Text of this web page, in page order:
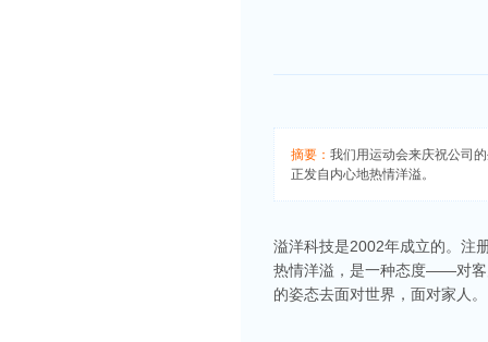
摘要： 我们用运动会来庆祝公司
正发自内心地热情洋溢。
溢洋科技是2002年成立的。注
热情洋溢，是一种态度——对客
的姿态去面对世界，面对家人。